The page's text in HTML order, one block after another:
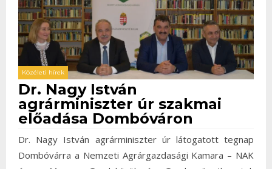
Közéleti hírek
Dr. Nagy István
agrárminiszter úr szakmai
előadása Dombóváron
Dr. Nagy István agrárminiszter úr látogatott tegnap
Dombóvárra a Nemzeti Agrárgazdasági Kamara – NAK